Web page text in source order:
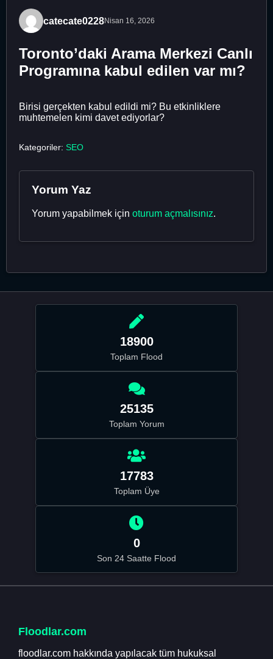
catecate0228Nisan 16, 2026
Toronto’daki Arama Merkezi Canlı
Programına kabul edilen var mı?
Birisi gerçekten kabul edildi mi? Bu etkinliklere
muhtemelen kimi davet ediyorlar?
Kategoriler: SEO
Yorum Yaz
Yorum yapabilmek için oturum açmalısınız.
18900
Toplam Flood
25135
Toplam Yorum
17783
Toplam Üye
0
Son 24 Saatte Flood
Floodlar.com
floodlar.com hakkında yapılacak tüm hukuksal